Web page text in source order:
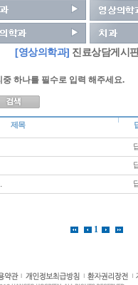
[영상의학과] 진료상담게시
하나를 필수로 입력 해주세요.
제목
1